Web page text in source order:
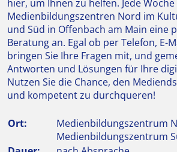
hier, um Ihnen zu helfen. Jede
Medienbildungszentren Nord im
und Süd in Offenbach am Main eine
Beratung an. Egal ob per Telefon, E-
bringen Sie Ihre Fragen mit, und
Antworten und Lösungen für Ihre
Nutzen Sie die Chance, den
und kompetent zu durchqueren!
Ort:
Medienbildungszentrum
Medienbildungszentrum